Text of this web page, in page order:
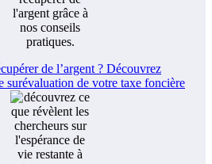
de l’argent ? Découvrez
surévaluation de votre taxe foncière